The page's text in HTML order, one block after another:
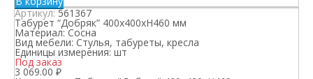
Артикул:561367
Табурет “Добряк” 400х400хН460 мм
Материал: Сосна
Вид мебели: Стулья, табуреты, кресла
Единицы измерения: шт
Под заказ
3 069.00 ₽